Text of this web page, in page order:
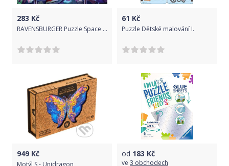
283 Kč
RAVENSBURGER Puzzle Space Jam: Herní konzole XXL 300 dílků
61 Kč
Puzzle Dětské malování I.
949 Kč
Motýl S - Unidragon
od 183 Kč
ve 3 obchodech